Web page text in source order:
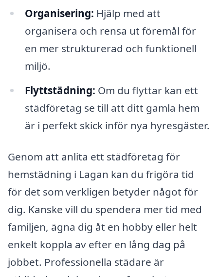
Organisering: Hjälp med att
organisera och rensa ut föremål för
en mer strukturerad och funktionell
miljö.
Flyttstädning: Om du flyttar kan ett
städföretag se till att ditt gamla hem
är i perfekt skick inför nya hyresgäster.
Genom att anlita ett städföretag för
hemstädning i Lagan kan du frigöra tid
för det som verkligen betyder något för
dig. Kanske vill du spendera mer tid med
familjen, ägna dig åt en hobby eller helt
enkelt koppla av efter en lång dag på
jobbet. Professionella städare är